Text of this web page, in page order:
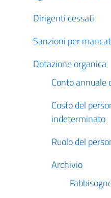
Dirigenti cessati
Sanzioni per
Dotazione organica
Conto annuale
Costo del
indeterminato
Ruolo del
Archivio